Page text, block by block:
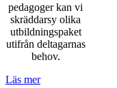
pedagoger kan vi
skräddarsy olika
utbildningspaket
utifrån deltagarnas
behov.
Läs mer